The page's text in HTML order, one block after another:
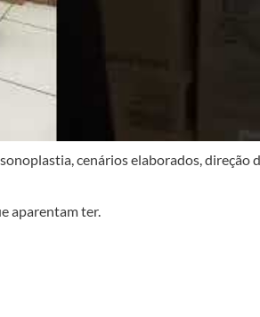
cenários elaborados, direção
aparentam ter.